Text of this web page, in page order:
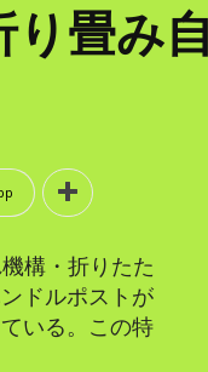
畳み
構・折りたた
ドルポストが
いる。この特